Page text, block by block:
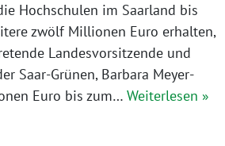
Hochschulen im Saarland bis
zwölf Millionen Euro erhalten,
Landesvorsitzende und
Saar-Grünen, Barbara Meyer-
Euro bis zum… Weiterlesen »